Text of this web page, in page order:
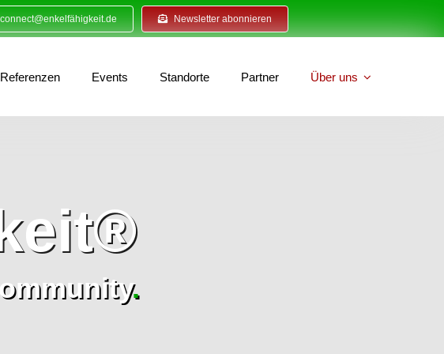
connect@enkelfähigkeit.de Newsletter abonnieren
Referenzen Events Standorte Partner Über uns
.